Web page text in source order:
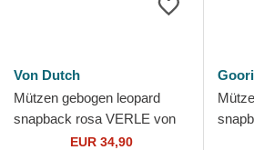
Von Dutch
Mützen gebogen leopard
snapback rosa VERLE von
Von DutchEUR 34,90